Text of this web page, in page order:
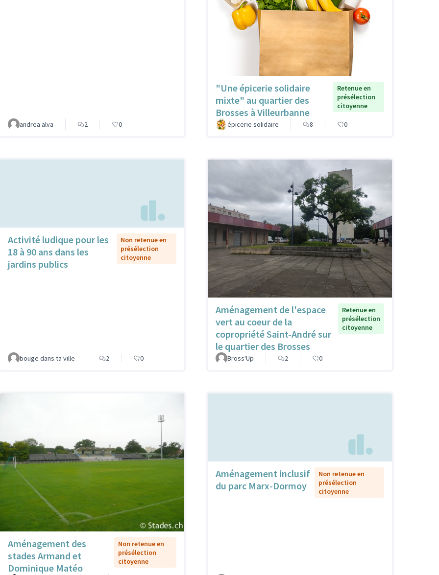
andrea alva 2 0
"Une épicerie solidaire
mixte" au quartier des
Brosses à Villeurbanne
Retenue en
présélection
citoyenne
épicerie solidaire 8 0
Activité ludique pour les
18 à 90 ans dans les
jardins publics
Non retenue en
présélection
citoyenne
bouge dans ta ville 2 0
Aménagement de l'espace
vert au coeur de la
copropriété Saint-André sur
le quartier des Brosses
Retenue en
présélection
citoyenne
Bross'Up 2 0
Aménagement des
stades Armand et
Dominique Matéo
Non retenue en
présélection
citoyenne
Aménagement inclusif
du parc Marx-Dormoy
Non retenue en
présélection
citoyenne